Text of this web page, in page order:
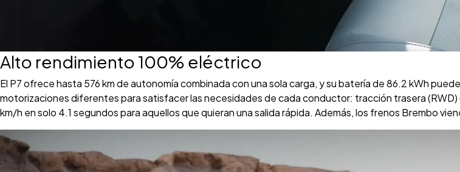
Alto rendimiento 100% eléctrico
El P7 ofrece hasta 576 km de autonomía combinada con una sola carga, y su batería de 86.2 kWh
motorizaciones diferentes para satisfacer las necesidades de cada conductor: tracción trasera
km/h en solo 4.1 segundos para aquellos que quieran una salida rápida. Además, los frenos Brembo